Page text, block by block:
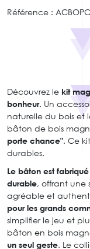
Référence : ACBOPC
Découvrez le kit
bonheur. Un
naturelle du bois et
bâton de bois
porte chance". Ce
durables.
Le bâton est
durable, offrant une
agréable et
pour les grands
simplifier le jeu et
bâton en bois
un seul geste. Le